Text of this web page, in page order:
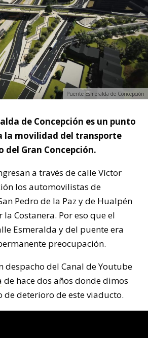
Puente Esmeralda de Concepción
de Concepción es un punto
la movilidad del transporte
del Gran Concepción.
a través de calle Víctor
los automovilistas de
Pedro de la Paz y de Hualpén
Costanera. Por eso que el
Esmeralda y del puente era
preocupación.
despacho del Canal de Youtube
de hace dos años donde dimos
de deterioro de este viaducto.